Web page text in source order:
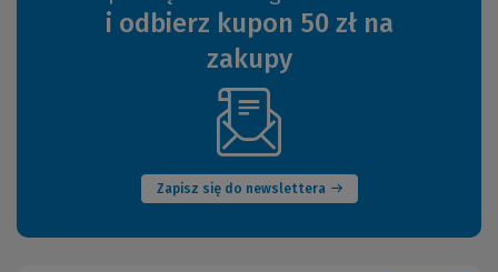
i odbierz kupon 50 zł na
zakupy
Zapisz się do newslettera
(Nowe
okno)